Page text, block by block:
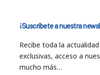
¡Suscríbete a nuestra
Recibe toda la
exclusivas, acceso a
mucho más…